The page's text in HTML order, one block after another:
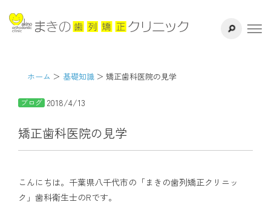
千葉県八千
医院紹介
ドクター紹介
矯正治療方法
治療の流れ
サイト内検索
ホーム 基礎知識 矯正歯科医院の見学
ブログ 2018/4/13
矯正歯科医院の見学
こんにちは。千葉県八千代市の「まきの歯列矯正クリニッ
ク」歯科衛生士のRです。